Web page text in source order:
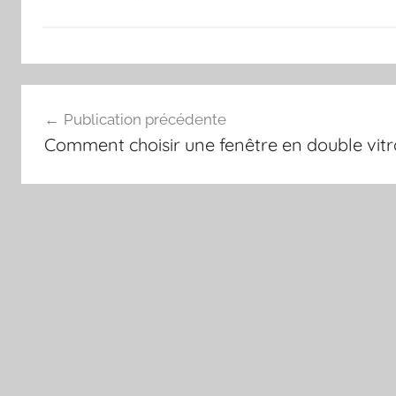
de
Publication précédente
Comment choisir une fenêtre en double